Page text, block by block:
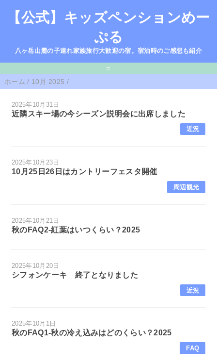
【公式】キッズペンションめー
ぷる
八ヶ岳山麓の子連れ家族旅行大歓迎の宿。宿泊時のご感想も紹介
=
ホーム / 10月 2025 /
2025年10月31日
近隣スキー場の今シーズン説明会に出席しました
近況
2025年10月23日
10月25日26日はカントリーフェスタ開催
周辺観光
2025年10月21日
秋のFAQ2-紅葉はいつくらい？2025
2025年10月20日
シフォンケーキ 終了となりました
近況
2025年10月1日
秋のFAQ1-秋の冷え込みはどのくらい？2025
FAQ